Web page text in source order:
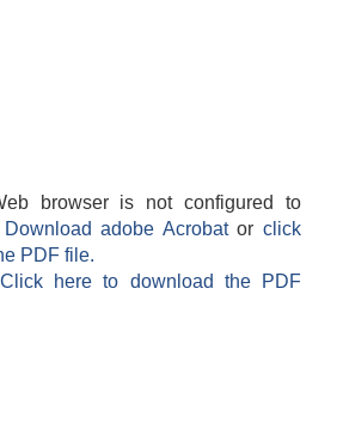
browser is not configured to
Download adobe Acrobatorclick
PDF file.
Click here to download the PDF